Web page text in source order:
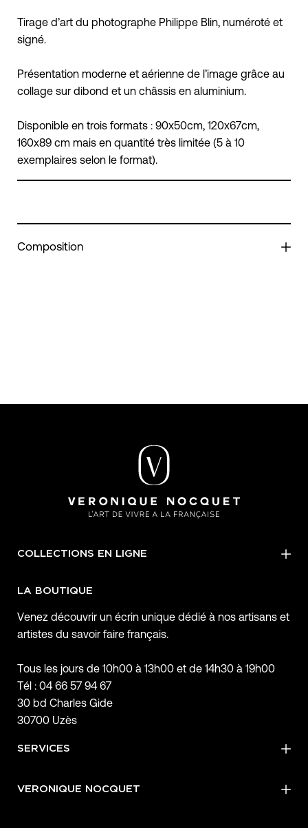
Tirage d’art du photographe Philippe Blin, numéroté et
signé.
Présentation moderne et aérienne de l’image grâce au
collage sur dibond et un châssis en aluminium.
Disponible en trois formats : 90x50cm, 120x67cm,
160x89 cm mais en quantité très limitée (5 à 10
exemplaires selon le format).
Composition
COLLECTIONS EN LIGNE
LA BOUTIQUE
Venez découvrir un écrin unique dédié à nos artisans et
artistes du savoir faire français.
Tous les jours de 10h00 à 13h00 et de 14h30 à 19h00
Tél : 04 66 57 94 67
30 bd Charles Gide
30700 Uzès
SERVICES
VERONIQUE NOCQUET